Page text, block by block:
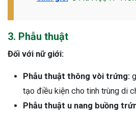
3. Phẫu thuật
Đối với nữ giới:
Phẫu thuật thông vòi trứng:
tạo điều kiện cho tinh trùng di
Phẫu thuật u nang buồng